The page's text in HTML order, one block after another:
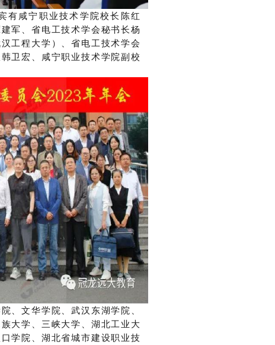
有咸宁职业技术学院校长陈红
军、省电工技术学会秘书长杨
工程大学）、省电工技术学会
卫宏、咸宁职业技术学院副校
、文华学院、武汉东湖学院、
大学、三峡大学、湖北工业大
学院、湖北省城市建设职业技